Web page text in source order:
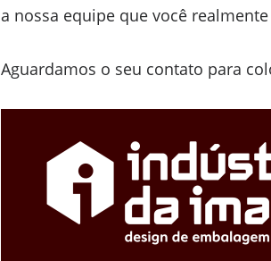
a nossa equipe que você
Aguardamos o seu contato para